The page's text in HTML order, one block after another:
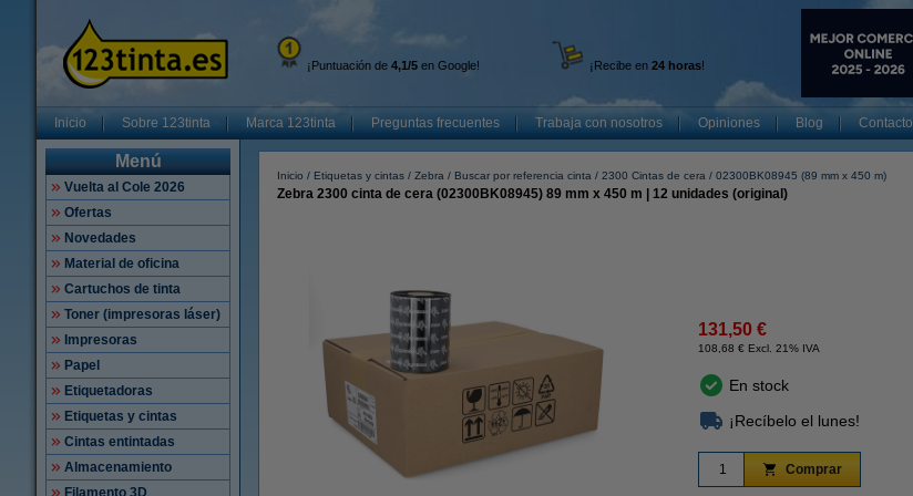
¡Puntuación de 4,1/5 en Google! ¡Recibe en 24 horas!
Inicio Sobre 123tinta Marca 123tinta Preguntas frecuentes Trabaja con nosotros Opiniones Blog Contacto
Menú
Vuelta al Cole 2026
Ofertas
Novedades
Material de oficina
Cartuchos de tinta
Toner (impresoras láser)
Impresoras
Papel
Etiquetadoras
Etiquetas y cintas
Cintas entintadas
Almacenamiento
Filamento 3D
Inicio Etiquetas y cintas Zebra Buscar por referencia cinta 2300 Cintas de cera 02300BK08945 (89 mm x 450 m)
Zebra 2300 cinta de cera (02300BK08945) 89 mm x 450 m | 12 unidades (original)
131,50 €
108,68 € Excl. 21% IVA
En stock
¡Recíbelo el lunes!
Comprar